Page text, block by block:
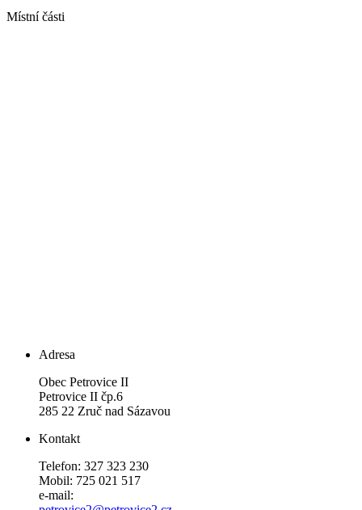
Místní části
Adresa
Obec Petrovice II
Petrovice II čp.6
285 22 Zruč nad Sázavou
Kontakt
Telefon: 327 323 230
Mobil: 725 021 517
e-mail: